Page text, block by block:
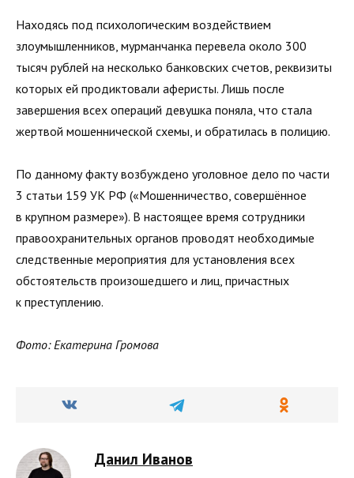
Находясь под психологическим воздействием
злоумышленников, мурманчанка перевела около 300
тысяч рублей на несколько банковских счетов, реквизиты
которых ей продиктовали аферисты. Лишь после
завершения всех операций девушка поняла, что стала
жертвой мошеннической схемы, и обратилась в полицию.
По данному факту возбуждено уголовное дело по части
3 статьи 159 УК РФ («Мошенничество, совершённое
в крупном размере»). В настоящее время сотрудники
правоохранительных органов проводят необходимые
следственные мероприятия для установления всех
обстоятельств произошедшего и лиц, причастных
к преступлению.
Фото: Екатерина Громова
Данил Иванов